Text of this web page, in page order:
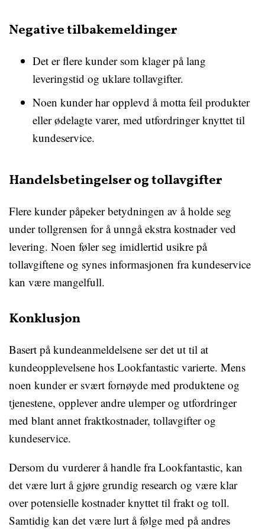
Negative tilbakemeldinger
Det er flere kunder som klager på lang
leveringstid og uklare tollavgifter.
Noen kunder har opplevd å motta feil produkter
eller ødelagte varer, med utfordringer knyttet til
kundeservice.
Handelsbetingelser og tollavgifter
Flere kunder påpeker betydningen av å holde seg
under tollgrensen for å unngå ekstra kostnader ved
levering. Noen føler seg imidlertid usikre på
tollavgiftene og synes informasjonen fra kundeservice
kan være mangelfull.
Konklusjon
Basert på kundeanmeldelsene ser det ut til at
kundeopplevelsene hos Lookfantastic varierte. Mens
noen kunder er svært fornøyde med produktene og
tjenestene, opplever andre ulemper og utfordringer
med blant annet fraktkostnader, tollavgifter og
kundeservice.
Dersom du vurderer å handle fra Lookfantastic, kan
det være lurt å gjøre grundig research og være klar
over potensielle kostnader knyttet til frakt og toll.
Samtidig kan det være lurt å følge med på andres